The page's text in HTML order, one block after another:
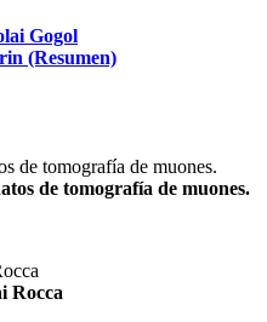
Gogol
(Resumen)
de tomografía de muones.
Rocca